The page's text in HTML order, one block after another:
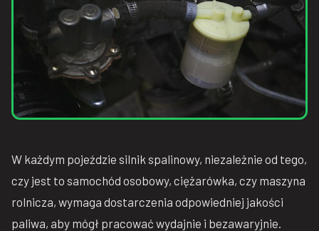
W każdym pojeździe silnik spalinowy, niezależnie od tego,
czy jest to samochód osobowy, ciężarówka, czy maszyna
rolnicza, wymaga dostarczenia odpowiedniej jakości
paliwa, aby mógł pracować wydajnie i bezawaryjnie.